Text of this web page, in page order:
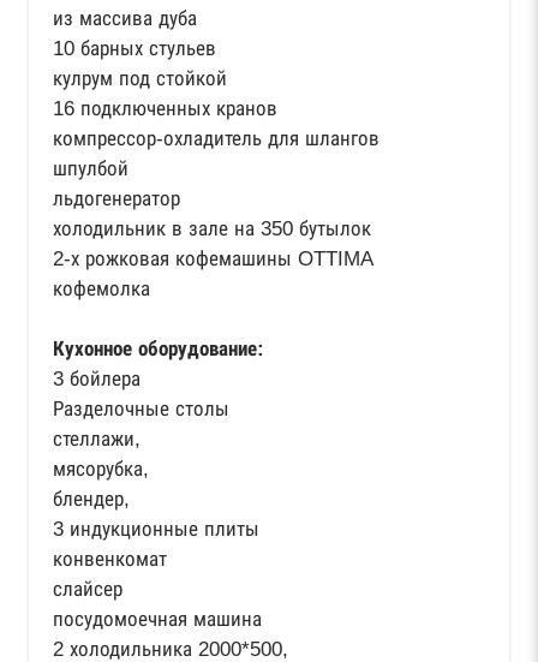
из массива дуба
10 барных стульев
кулрум под стойкой
16 подключенных кранов
компрессор-охладитель для шлангов
шпулбой
льдогенератор
холодильник в зале на 350 бутылок
2-х рожковая кофемашины OTTIMA
кофемолка
Кухонное оборудование:
3 бойлера
Разделочные столы
стеллажи,
мясорубка,
блендер,
3 индукционные плиты
конвенкомат
слайсер
посудомоечная машина
2 холодильника 2000*500,